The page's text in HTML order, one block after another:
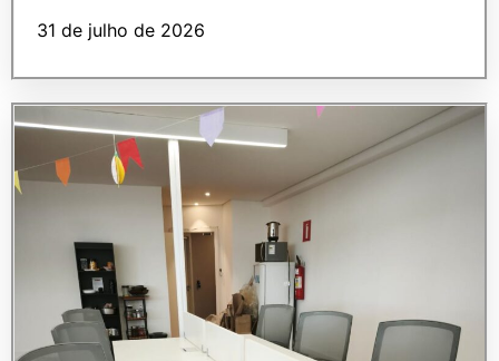
31 de julho de 2026